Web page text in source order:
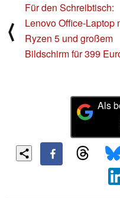
⟨
Für den Schreibtisch:
Lenovo Office-Laptop
Ryzen 5 und großem
Bildschirm für 399
Als